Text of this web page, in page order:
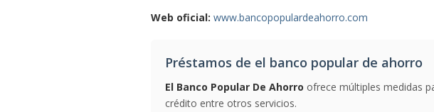
Web oficial: www.bancopopulardeahorro.com
Préstamos de el banco popular de ahorro
El Banco Popular De Ahorro ofrece múltiples medidas
crédito entre otros servicios.